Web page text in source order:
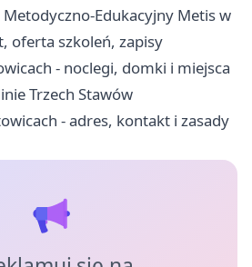
Edukacyjny Metis w
oferta szkoleń, zapisy
- noclegi, domki i miejsca
Trzech Stawów
- adres, kontakt i zasady